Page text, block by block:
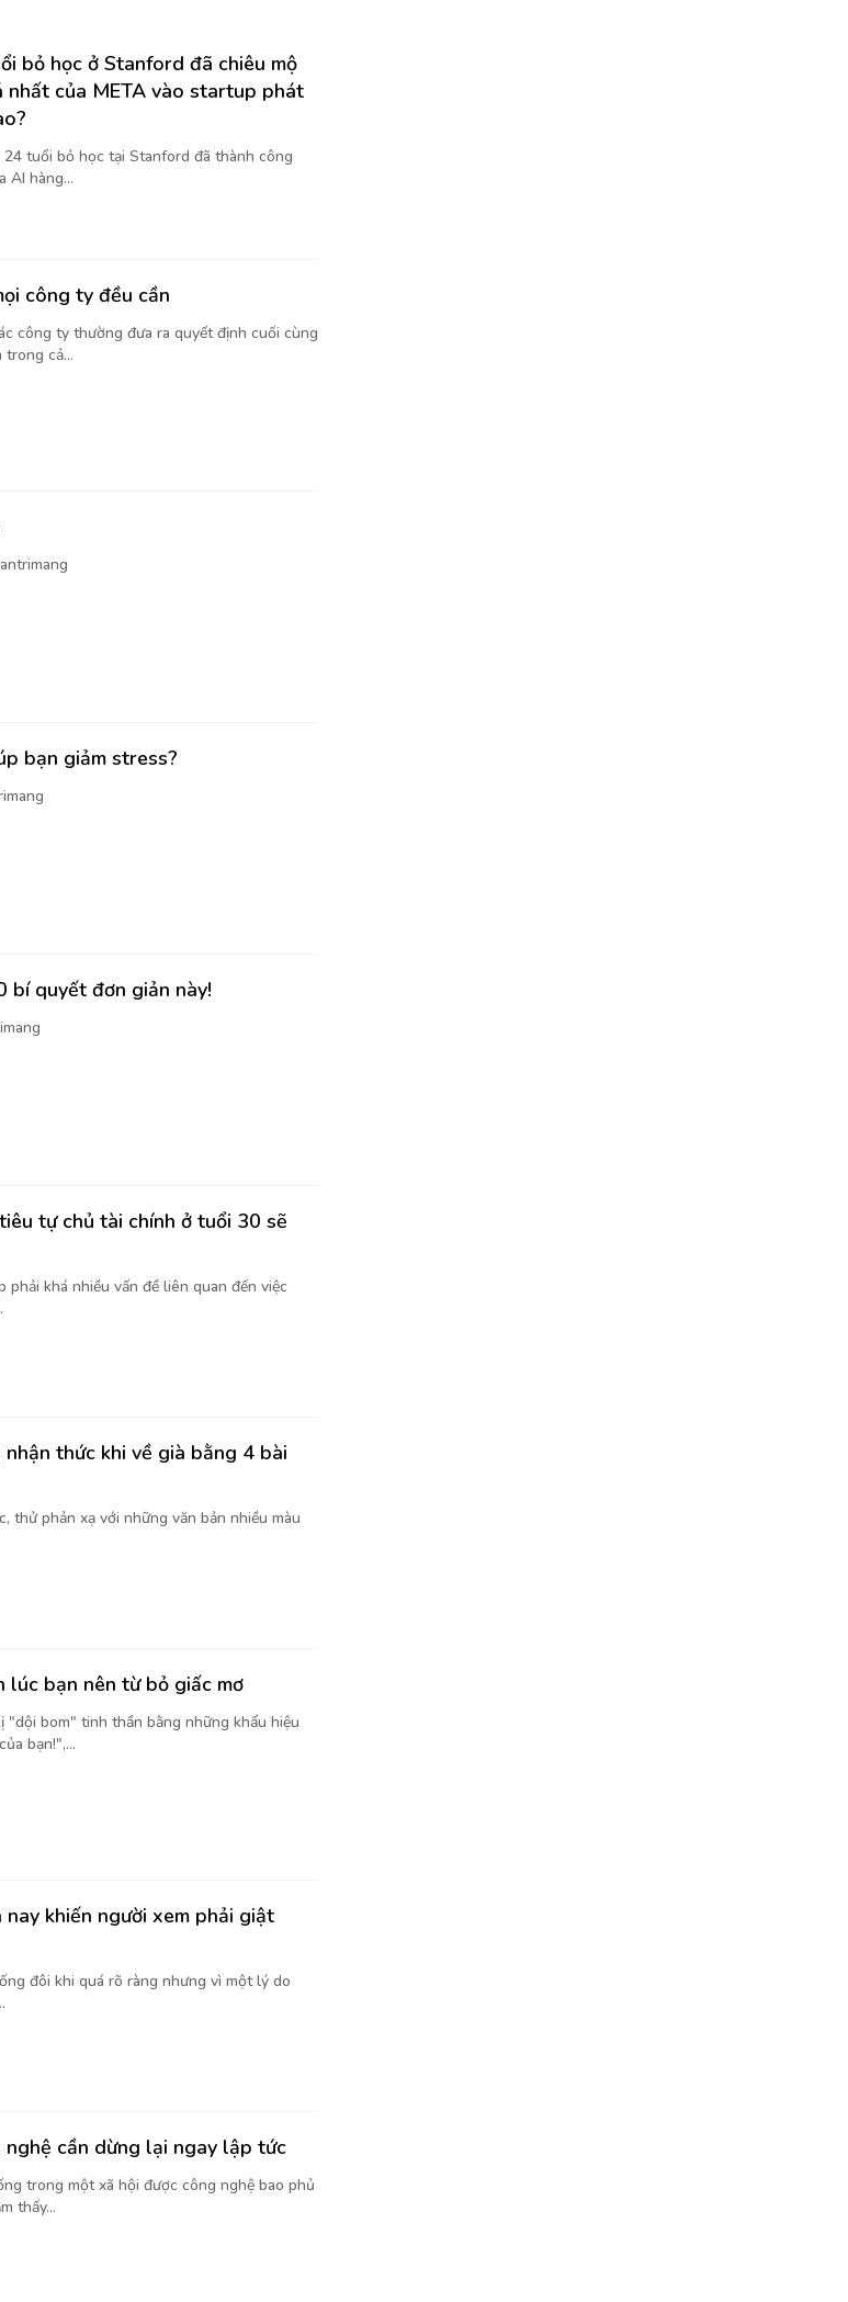
bỏ học ở Stanford đã chiêu mộ
nhất của META vào startup phát
tuổi bỏ học tại Stanford đã thành công
AI hàng...
công ty đều cần
công ty thường đưa ra quyết định cuối cùng
cả...
bạn giảm stress?
bí quyết đơn giản này!
tự chủ tài chính ở tuổi 30 sẽ
khá nhiều vấn đề liên quan đến việc
thức khi về già bằng 4 bài
thử phản xạ với những văn bản nhiều màu
lúc bạn nên từ bỏ giấc mơ
bom" tinh thần bằng những khẩu hiệu
bạn!",...
khiến người xem phải giật
đôi khi quá rõ ràng nhưng vì một lý do
cần dừng lại ngay lập tức
trong một xã hội được công nghệ bao phủ
thấy...